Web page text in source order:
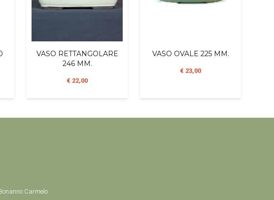
VASO RETTANGOLARE
246 MM.
€ 22,00
VASO OVALE 225 MM.
€ 23,00
Carmelo